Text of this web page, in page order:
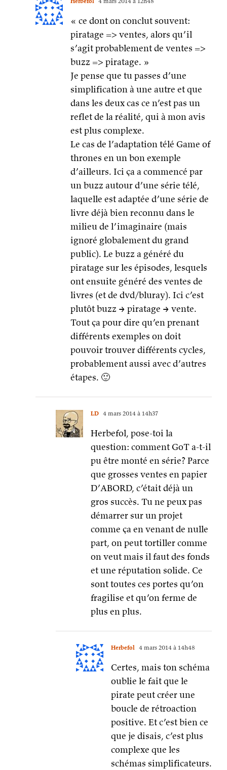
« ce dont on conclut souvent:
piratage => ventes, alors qu’il
s’agit probablement de ventes =>
buzz => piratage. »
Je pense que tu passes d’une
simplification à une autre et que
dans les deux cas ce n’est pas un
reflet de la réalité, qui à mon avis
est plus complexe.
Le cas de l’adaptation télé Game of
thrones en un bon exemple
d’ailleurs. Ici ça a commencé par
un buzz autour d’une série télé,
laquelle est adaptée d’une série de
livre déjà bien reconnu dans le
milieu de l’imaginaire (mais
ignoré globalement du grand
public). Le buzz a généré du
piratage sur les épisodes, lesquels
ont ensuite généré des ventes de
livres (et de dvd/bluray). Ici c’est
plutôt buzz -> piratage -> vente.
Tout ça pour dire qu’en prenant
différents exemples on doit
pouvoir trouver différents cycles,
probablement aussi avec d’autres
étapes. 🙂
LD 4 mars 2014 à 14h37
Herbefol, pose-toi la
question: comment GoT a-t-il
pu être monté en série? Parce
que grosses ventes en papier
D’ABORD, c’était déjà un
gros succès. Tu ne peux pas
démarrer sur un projet
comme ça en venant de nulle
part, on peut tortiller comme
on veut mais il faut des fonds
et une réputation solide. Ce
sont toutes ces portes qu’on
fragilise et qu’on ferme de
plus en plus.
Herbefol 4 mars 2014 à 14h48
Certes, mais ton schéma
oublie le fait que le
pirate peut créer une
boucle de rétroaction
positive. Et c’est bien ce
que je disais, c’est plus
complexe que les
schémas simplificateurs.